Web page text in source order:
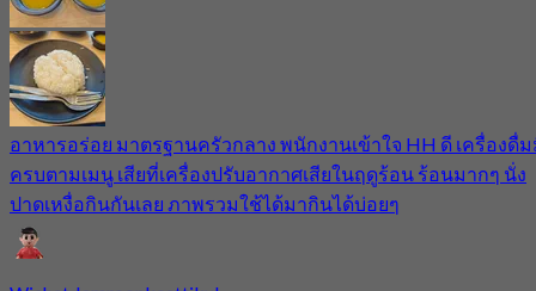
อาหารอร่อย มาตรฐานครัวกลาง พนักงานเข้าใจ HH ดี เครื่องดื่
ครบตามเมนู เสียที่เครื่องปรับอากาศเสียในฤดูร้อน ร้อนมากๆ นั่ง
ปาดเหงื่อกินกันเลย ภาพรวมใช้ได้มากินได้บ่อยๆ